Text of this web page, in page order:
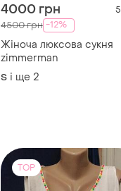
4000 грн 5
4500 грн -12%
Жіноча люксова сукня
zimmеrmаn
S і ще 2
TOP